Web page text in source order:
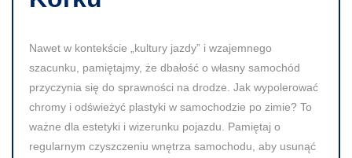
Nawet w kontekście „kultury jazdy” i wzajemnego
szacunku, pamiętajmy, że dbałość o własny samochód
przyczynia się do sprawności na drodze. Jak wypolerować
chromy i odświeżyć plastyki w samochodzie po zimie? To
ważne dla estetyki i wizerunku pojazdu. Pamiętaj o
regularnym czyszczeniu wnętrza samochodu, aby usunąć